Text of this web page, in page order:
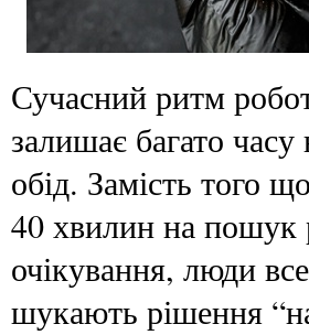
Сучасний ритм
залишає багато
обід. Замість того
40 хвилин на пошук
очікування, люди
шукають рішення